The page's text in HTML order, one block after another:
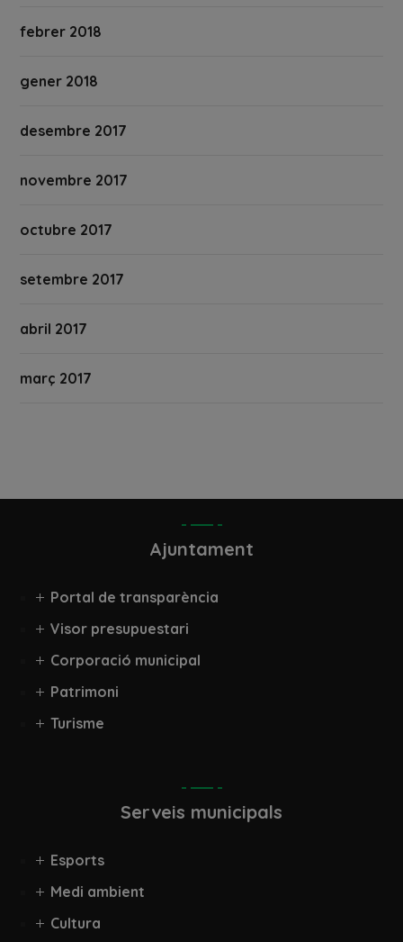
febrer 2018
gener 2018
desembre 2017
novembre 2017
octubre 2017
setembre 2017
abril 2017
març 2017
Ajuntament
Portal de transparència
Visor presupuestari
Corporació municipal
Patrimoni
Turisme
Serveis municipals
Esports
Medi ambient
Cultura